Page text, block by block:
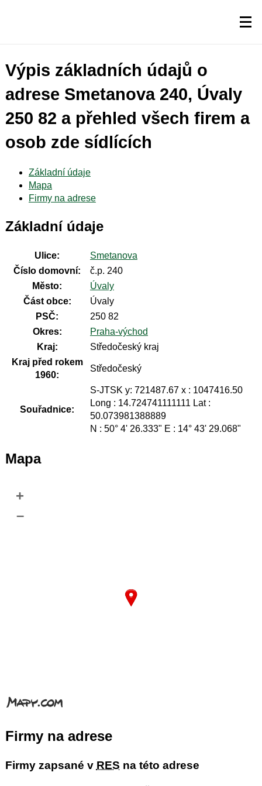
Výpis základních údajů o
adrese Smetanova 240, Úvaly
250 82 a přehled všech firem a
osob zde sídlících
Základní údaje
Mapa
Firmy na adrese
Základní údaje
Ulice:
Smetanova
Číslo domovní:
č.p. 240
Město:
Úvaly
Část obce:
Úvaly
PSČ:
250 82
Okres:
Praha-východ
Kraj:
Středočeský kraj
Kraj před rokem
1960:
Středočeský
Souřadnice:
S-JTSK y: 721487.67 x : 1047416.50
Long : 14.724741111111 Lat :
50.073981388889
N : 50° 4' 26.333" E : 14° 43' 29.068"
Mapa
+
–
Firmy na adrese
Firmy zapsané v RES na této adrese